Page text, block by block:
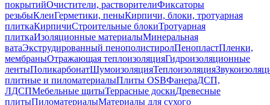
покрытийОчистители, растворителиФиксаторы
резьбыКлеиГерметики, пеныКирпичи, блоки, тротуарная
плиткаКирпичиСтроительные блокиТротуарная
плиткаИзоляционные материалыМинеральная
ватаЭкструдированный пенополистиролПенопластПленки,
мембраныОтражающая теплоизоляцияГидроизоляционные
лентыПоликарбонатШумоизоляцияТеплоизоляция
плитные и пиломатериалыПлиты OSBФанераДСП,
ЛДСПМебельные щитыТеррасные доскиДревесные
плитыПиломатериалыМатериалы для сухого